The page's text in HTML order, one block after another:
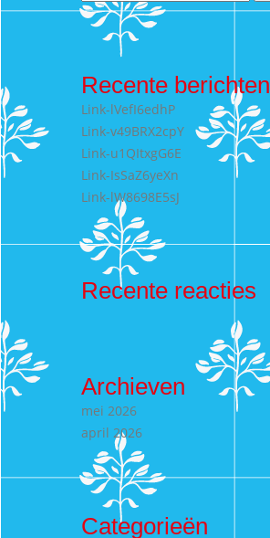
naar:
Recente berichten
Link-lVefI6edhP
Link-v49BRX2cpY
Link-u1QItxgG6E
Link-IsSaZ6yeXn
Link-lW8698E5sJ
Recente reacties
Archieven
mei 2026
april 2026
Categorieën